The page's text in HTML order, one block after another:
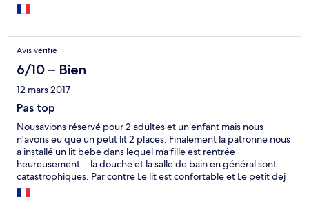
Avis vérifié
6/10 – Bien
12 mars 2017
Pas top
Nousavions réservé pour 2 adultes et un enfant mais nous
n'avons eu que un petit lit 2 places. Finalement la patronne nous
a installé un lit bebe dans lequel ma fille est rentrée
heureusement... la douche et la salle de bain en général sont
catastrophiques. Par contre Le lit est confortable et Le petit dej
très bon.